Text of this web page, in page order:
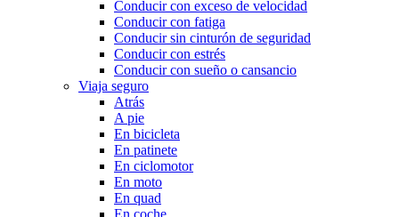
Conducir con exceso de velocidad
Conducir con fatiga
Conducir sin cinturón de seguridad
Conducir con estrés
Conducir con sueño o cansancio
Viaja seguro
Atrás
A pie
En bicicleta
En patinete
En ciclomotor
En moto
En quad